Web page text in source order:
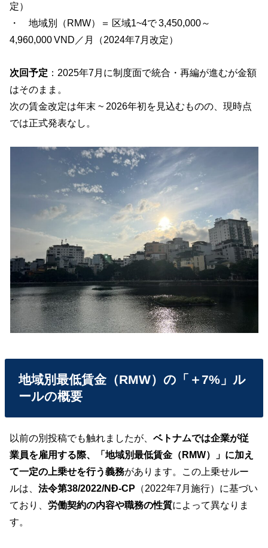
定）
・ 地域別（RMW）＝ 区域1~4で 3,450,000～
4,960,000 VND／月（2024年7月改定）
次回予定 ：2025年7月に制度面で統合・再編が進むが金額
はそのまま。
次の賃金改定は年末 ~ 2026年初を見込むものの、現時点
では正式発表なし。
地域別最低賃金（RMW）の「＋7%」ル
ールの概要
以前の別投稿でも触れましたが、ベトナムでは企業が従
業員を雇用する際、「地域別最低賃金（RMW）」に加え
て一定の上乗せを行う義務があります。この上乗せルー
ルは、法令第38/2022/NĐ-CP （2022年7月施行）に基づい
ており、労働契約の内容や職務の性質によって異なりま
す。